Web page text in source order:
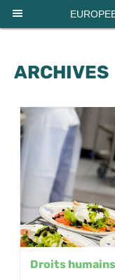
ARCHIVES
Droits humains